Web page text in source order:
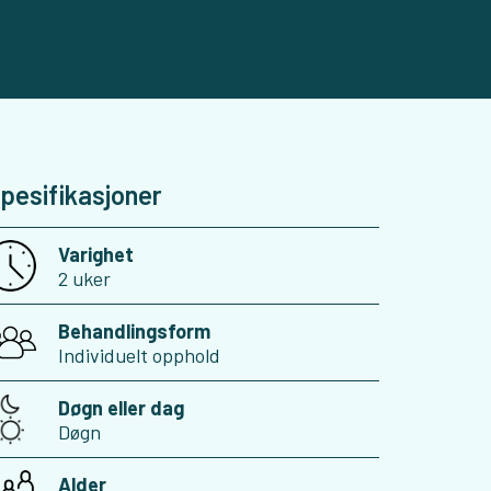
Varighet
2 uker
Behandlingsform
Individuelt opphold
Døgn eller dag
Døgn
Alder